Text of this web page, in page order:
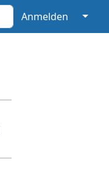
Anmelden ↓